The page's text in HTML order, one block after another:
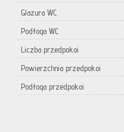
Glazura WC
Podłoga WC
Liczba przedpokoi
Powierzchnia przedpokoi
Podłoga przedpokoi